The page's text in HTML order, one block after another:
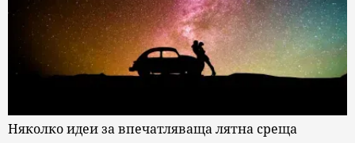
Няколко идеи за впечатляваща лятна среща